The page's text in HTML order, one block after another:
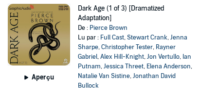
Aperçu
Dark Age (1 of 3) [Dramatized
Adaptation]
De : Pierce Brown
Lu par : Full Cast,Stewart Crank,Jenna
Sharpe,Christopher Tester, Rayner
Gabriel,Alex Hill-Knight,Jon Vertullo, Ian
Putnam,Jessica Threet, Elena Anderson,
Natalie Van Sistine,Jonathan David
Bullock